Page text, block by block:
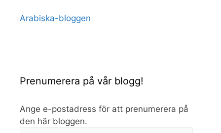
Arabiska-bloggen
Prenumerera på vår blogg!
Ange e-postadress för att prenumerera på
den här bloggen.